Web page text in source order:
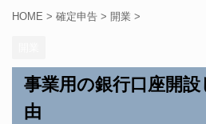
HOME > 確定申告 > 開業 >
事業用の銀行口座開
由